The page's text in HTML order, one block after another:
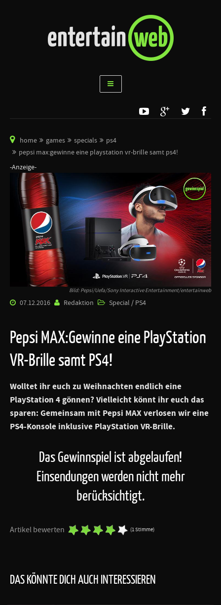
home games specials
ps4
pepsi max:gewinne eine playstation vr-brille samt ps4!
-Anzeige-
Bild: Pepsi/Uefa/Sony Interactive Entertainment/entertainweb
07.12.2016 Redaktion Special / PS4
Pepsi MAX:Gewinne eine PlayStation
VR-Brille samt PS4!
Wolltet ihr euch zu Weihnachten endlich eine
PlayStation 4 gönnen? Vielleicht könnt ihr euch das
sparen: Gemeinsam mit Pepsi MAX verlosen wir eine
PS4-Konsole inklusive PlayStation VR-Brille.
Das Gewinnspiel ist abgelaufen!
Einsendungen werden nicht mehr
berücksichtigt.
Artikel bewerten (1 Stimme)
DAS KÖNNTE DICH AUCH INTERESSIEREN